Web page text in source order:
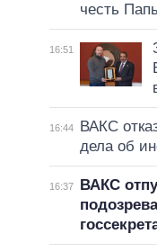
честь
16:51
16:44
ВАКС
дела об
16:37
ВАКС